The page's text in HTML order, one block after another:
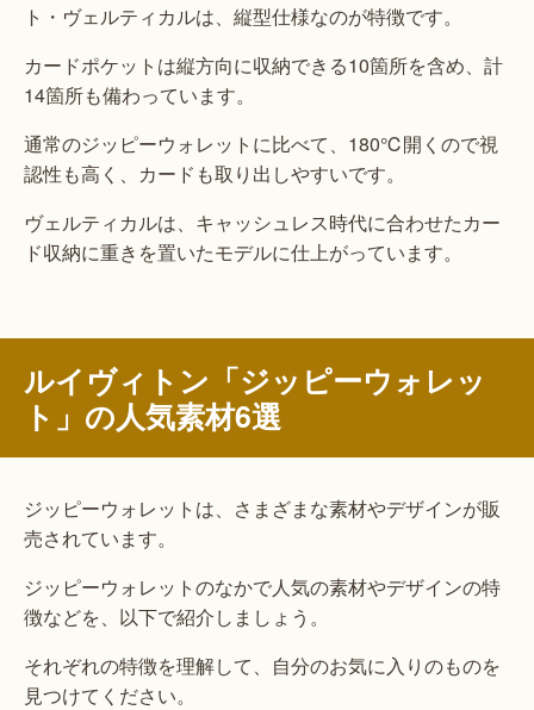
ト・ヴェルティカルは、縦型仕様なのが特徴です。
カードポケットは縦方向に収納できる10箇所を含め、計
14箇所も備わっています。
通常のジッピーウォレットに比べて、180℃開くので視
認性も高く、カードも取り出しやすいです。
ヴェルティカルは、キャッシュレス時代に合わせたカー
ド収納に重きを置いたモデルに仕上がっています。
ルイヴィトン「ジッピーウォレッ
ト」の人気素材6選
ジッピーウォレットは、さまざまな素材やデザインが販
売されています。
ジッピーウォレットのなかで人気の素材やデザインの特
徴などを、以下で紹介しましょう。
それぞれの特徴を理解して、自分のお気に入りのものを
見つけてください。